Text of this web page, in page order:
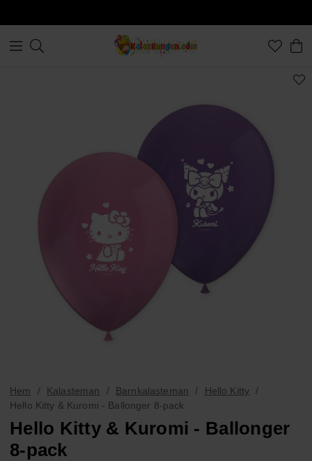
Hem Kalasteman Barnkalasteman
Hello Kitty
Hello Kitty & Kuromi - Ballonger 8-pack
Hello Kitty & Kuromi - Ballonger
8-pack